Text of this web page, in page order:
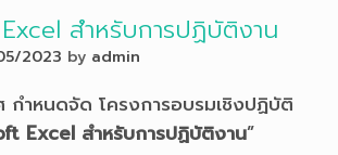
สำหรับการปฏิบัติงาน
2023 by admin
กำหนดจัด โครงการอบรมเชิงปฏิบัติ
Excel สำหรับการปฏิบัติงาน”